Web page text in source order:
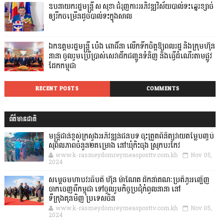
ឧបនាយករដ្ឋមន្ដ្រី ស សុខា ជំរុញការអភិវឌ្ឍវិស័យបាល់ទះឆ្នេរខ្សាច់
ឲ្យរីកចម្រើនដូចបាល់ទះក្នុងសាល
ឯកឧត្តមរដ្ឋមន្ត្រី ប៉េង ពោធិ៍នា លើកទឹកចិត្តឱ្យពលរដ្ឋ និងក្រុមហ៊ុន
នានា ចូលរួមប្រើប្រាស់សេវាដឹកជញ្ជូនទំនិញ និងធ្វើដំណើរតាមផ្លូវ
ដែកកម្ពុជា
RECENT POSTS COMMENTS
ព័ត៌មានជាតិ
មន្ត្រីជាន់ខ្ពស់ក្រសួងអភិវឌ្ឍន៍ជនបទ ចុះត្រួតពិនិត្យវាយតម្លៃបញ្ចប់
សុពលភាពចំនួន២គម្រោង នៅឃុំកិះចុង ស្រុកបរកែវ
www.k-rasmeydomreymeasposttv.com.kh Nov 05,
2024
សម្តេចមហាបវរធិបតី ហ៊ុន ម៉ាណែត ដឹកនាំគណៈប្រតិភូអញ្ជើញ
ចាកចេញពីកម្ពុជា ទៅចូលរួមកិច្ចប្រជុំកំពូលនានា នៅ
ទីក្រុងគុនមិញ ប្រទេសចិន
www.k-rasmeydomreymeasposttv.com.kh Nov 05,
2024